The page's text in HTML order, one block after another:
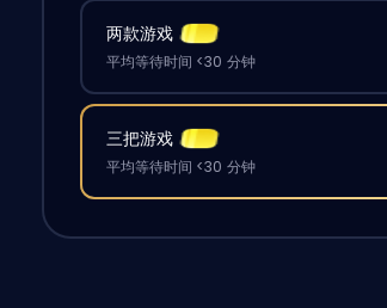
两款游戏
平均等待时间 <30 分钟
三把游戏
平均等待时间 <30 分钟